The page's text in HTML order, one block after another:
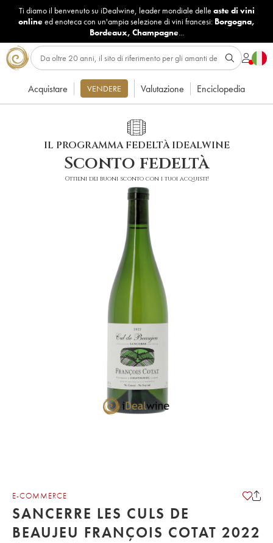
Ti diamo il benvenuto su iDealwine, leader mondiale delle aste di vini
onlineed enoteca con un'ampia selezione di vini francesi: Borgogna,
Bordeaux, Champagne...
Acquistare VENDERE Valutazione Enciclopedia
IL PROGRAMMA FEDELTÀ IDEALWINE
Sconto fedeltà
Ottieni dei buoni sconto con i tuoi acquisti!
E-COMMERCE
SANCERRE LES CULS DE
BEAUJEU FRANÇOIS COTAT 2022